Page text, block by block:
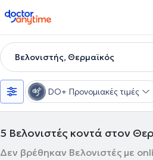
doctoranytime
Βελονιστής, Θερμαϊκός
DO+ Προνομιακές τιμές
5 Βελονιστές κοντά στον
Δεν βρέθηκαν Βελονιστές με